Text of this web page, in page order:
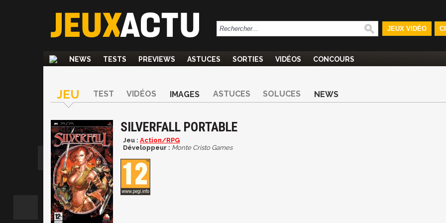
JEUX VIDÉO
NEWS TESTS PREVIEWS ASTUCES SORTIES VIDÉOS CONCOURS
JEU TEST VIDÉOS IMAGES ASTUCES SOLUCES NEWS
SILVERFALL PORTABLE
Jeu : Action/RPG
Développeur : Monte Cristo Games